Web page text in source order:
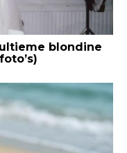
blondine